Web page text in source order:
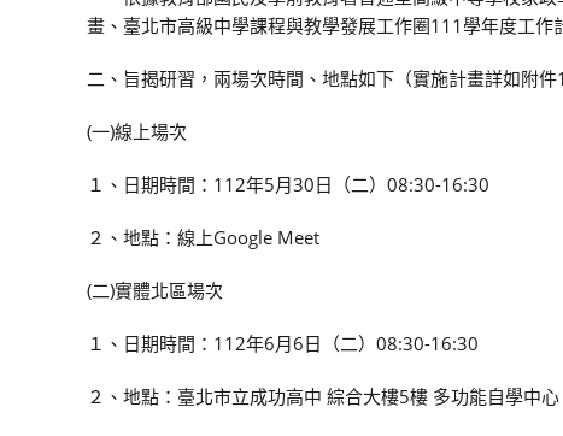
畫、臺北市高級中學課程與教學發展工作圈111學年度工作
二、旨揭研習，兩場次時間、地點如下（實施計畫詳如附件
(一)線上場次
１、日期時間：112年5月30日（二）08:30-16:30
２、地點：線上Google Meet
(二)實體北區場次
１、日期時間：112年6月6日（二）08:30-16:30
２、地點：臺北市立成功高中 綜合大樓5樓 多功能自學中心